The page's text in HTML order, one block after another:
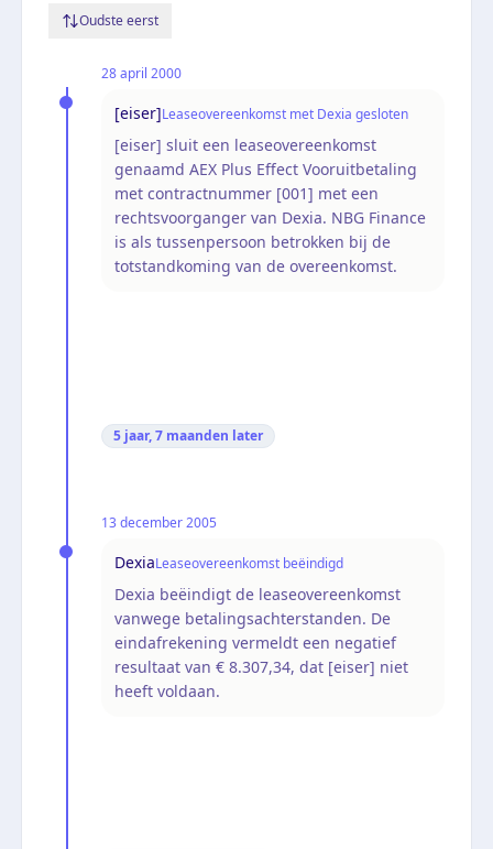
Oudste eerst
28 april 2000
[eiser]Leaseovereenkomst met Dexia gesloten
[eiser] sluit een leaseovereenkomst
genaamd AEX Plus Effect Vooruitbetaling
met contractnummer [001] met een
rechtsvoorganger van Dexia. NBG Finance
is als tussenpersoon betrokken bij de
totstandkoming van de overeenkomst.
5 jaar, 7 maanden later
13 december 2005
DexiaLeaseovereenkomst beëindigd
Dexia beëindigt de leaseovereenkomst
vanwege betalingsachterstanden. De
eindafrekening vermeldt een negatief
resultaat van € 8.307,34, dat [eiser] niet
heeft voldaan.